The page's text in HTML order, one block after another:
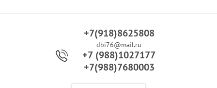
+7(918)8625808
dbi76@mail.ru
+7 (988)1027177
+7(988)7680003